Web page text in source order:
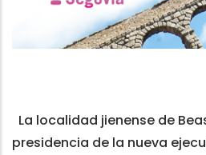
La localidad jienense de
presidencia de la nueva